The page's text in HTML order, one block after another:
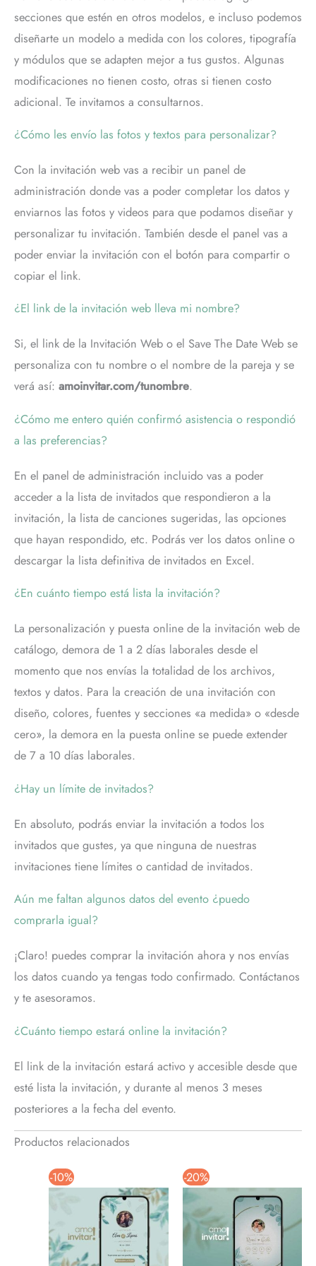
secciones que estén en otros modelos, e incluso podemos
diseñarte un modelo a medida con los colores, tipografía
y módulos que se adapten mejor a tus gustos. Algunas
modificaciones no tienen costo, otras si tienen costo
adicional. Te invitamos a consultarnos.
¿Cómo les envío las fotos y textos para personalizar?
Con la invitación web vas a recibir un panel de
administración donde vas a poder completar los datos y
enviarnos las fotos y videos para que podamos diseñar y
personalizar tu invitación. También desde el panel vas a
poder enviar la invitación con el botón para compartir o
copiar el link.
¿El link de la invitación web lleva mi nombre?
Si, el link de la Invitación Web o el Save The Date Web se
personaliza con tu nombre o el nombre de la pareja y se
verá así: amoinvitar.com/tunombre.
¿Cómo me entero quién confirmó asistencia o respondió
a las preferencias?
En el panel de administración incluido vas a poder
acceder a la lista de invitados que respondieron a la
invitación, la lista de canciones sugeridas, las opciones
que hayan respondido, etc. Podrás ver los datos online o
descargar la lista definitiva de invitados en Excel.
¿En cuánto tiempo está lista la invitación?
La personalización y puesta online de la invitación web de
catálogo, demora de 1 a 2 días laborales desde el
momento que nos envías la totalidad de los archivos,
textos y datos. Para la creación de una invitación con
diseño, colores, fuentes y secciones «a medida» o «desde
cero», la demora en la puesta online se puede extender
de 7 a 10 días laborales.
¿Hay un límite de invitados?
En absoluto, podrás enviar la invitación a todos los
invitados que gustes, ya que ninguna de nuestras
invitaciones tiene límites o cantidad de invitados.
Aún me faltan algunos datos del evento ¿puedo
comprarla igual?
¡Claro! puedes comprar la invitación ahora y nos envías
los datos cuando ya tengas todo confirmado. Contáctanos
y te asesoramos.
¿Cuánto tiempo estará online la invitación?
El link de la invitación estará activo y accesible desde que
esté lista la invitación, y durante al menos 3 meses
posteriores a la fecha del evento.
Productos relacionados
-10% -20%